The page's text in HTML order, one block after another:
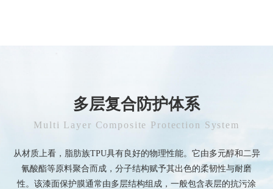
多层复合防护体系
Multi Layer Composite Protection System
从材质上看，脂肪族TPU具有良好的物理性能。它由多元醇和二异
氰酸酯等原料聚合而成，分子结构赋予其出色的柔韧性与耐磨
性。该漆面保护膜通常由多层结构组成，一般包含表层的抗污涂